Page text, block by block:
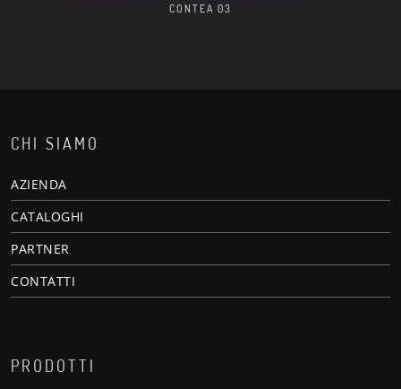
CONTEA 03
CHI SIAMO
AZIENDA
CATALOGHI
PARTNER
CONTATTI
PRODOTTI